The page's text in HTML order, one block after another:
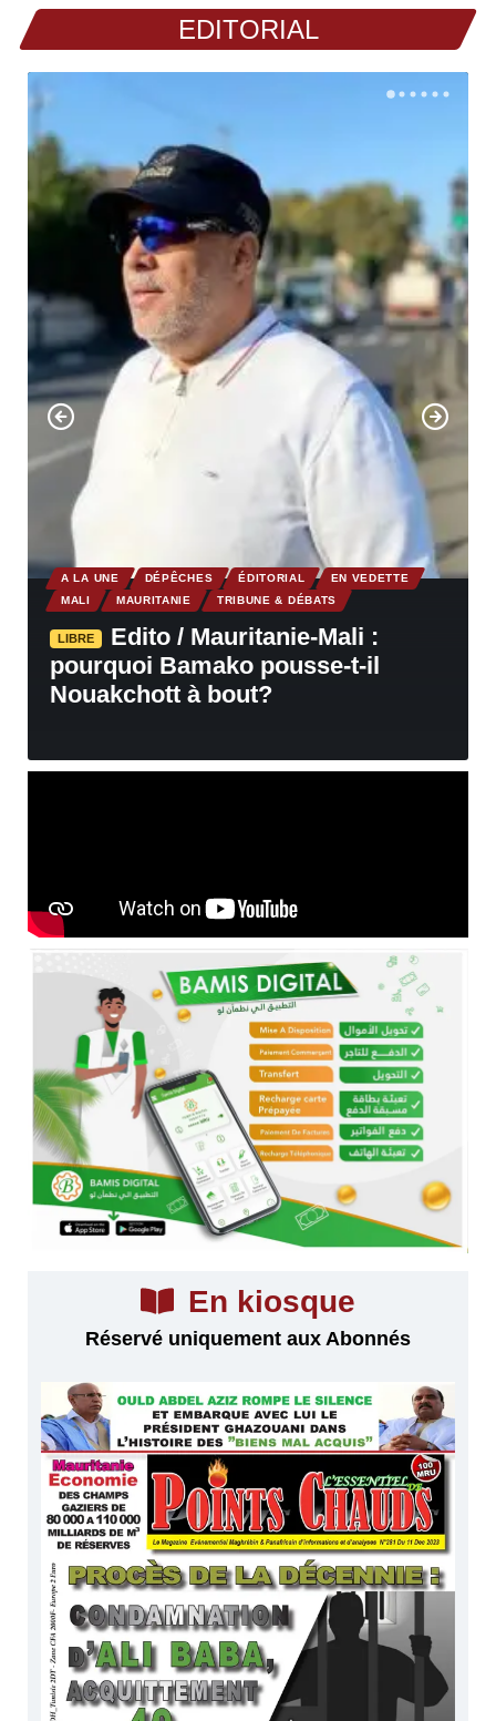
EDITORIAL
A LA UNE DÉPÊCHES ÉDITORIAL
EN VEDETTE
MALI
MAURITANIE TRIBUNE & DÉBATS
LIBRE
Edito / Mauritanie-Mali :
pourquoi Bamako pousse-t-il
Nouakchott à bout?
En kiosque
Réservé uniquement aux Abonnés